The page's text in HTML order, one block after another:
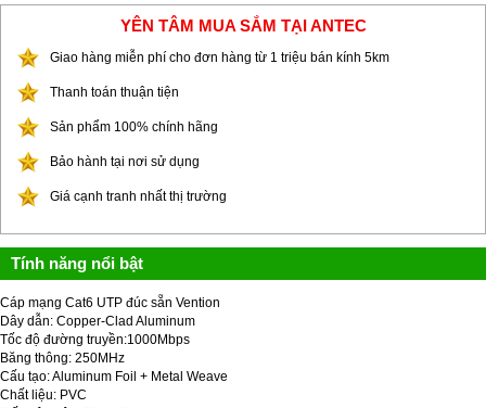
YÊN TÂM MUA SẮM TẠI ANTEC
Giao hàng miễn phí cho đơn hàng từ 1 triệu bán kính 5km
Thanh toán thuận tiện
Sản phẩm 100% chính hãng
Bảo hành tại nơi sử dụng
Giá cạnh tranh nhất thị trường
Tính năng nổi bật
Cáp mạng Cat6 UTP đúc sẵn Vention
Dây dẫn: Copper-Clad Aluminum
Tốc độ đường truyền:1000Mbps
Băng thông: 250MHz
Cấu tạo: Aluminum Foil + Metal Weave
Chất liệu: PVC